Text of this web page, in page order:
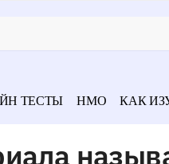
ТЕСТЫ НМО КАК